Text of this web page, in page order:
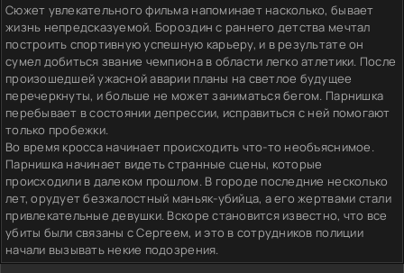
Сюжет увлекательного фильма напоминает насколько, бывает
жизнь непредсказуемой. Бороздин с раннего детства мечтал
построить спортивную успешную карьеру, и в результате он
сумел добиться звание чемпиона в области легко атлетики. После
произошедшей ужасной аварии планы на светлое будущее
перечеркнуты, и больше не может заниматься бегом. Парнишка
перебывает в состоянии депрессии, исправиться с ней помогают
только пробежки.
Во время кросса начинает происходить что-то необъяснимое.
Парнишка начинает видеть странные сцены, которые
происходили в далеком прошлом. В городе последние несколько
лет, орудует безжалостный маньяк-убийца, а его жертвами стали
привлекательные девушки. Вскоре становится известно, что все
убиты были связаны с Сергеем, и это в сотрудников полиции
начали вызывать некие подозрения.